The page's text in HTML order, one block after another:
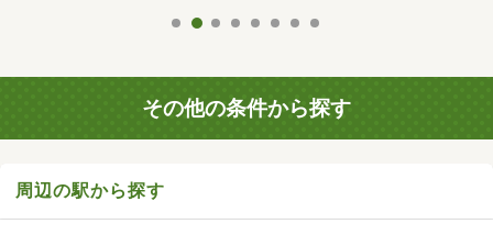
その他の条件から探す
周辺の駅から探す